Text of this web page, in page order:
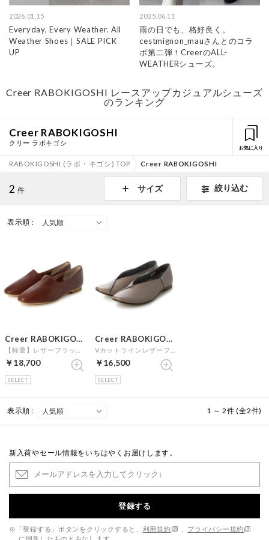
2026.01.15
Everyday, Every Weather. All
Weather Shoes｜SALE PICK
UP
2025.06.11
雨の日でも、格好良く。
cestmignon_mauさんとのコラ
ボ第二弾！CreerのALL-
WEATHERシューズ。
Creer RABOKIGOSHI レースアップカジュアルシューズ
のランキング
Creer RABOKIGOSHI
クリー ラボキゴシ
お気に入り
RABOKIGOSHI (ラボ・キゴシ) TOP Creer RABOKIGOSHI
2 件 サイズ 絞り込む
表示順 :
Creer RABOKIGOSHI
￥18,700
SELECT
Creer RABOKIGOSHI
￥16,500
SELECT
表示順 : 1 ～ 2件 (全2件)
新入荷やセール情報をいちはやくお届けします。
登録する
※「登録する」ボタンをクリックすると、 利用規約
プライバシー規約
に同意したものとみなします